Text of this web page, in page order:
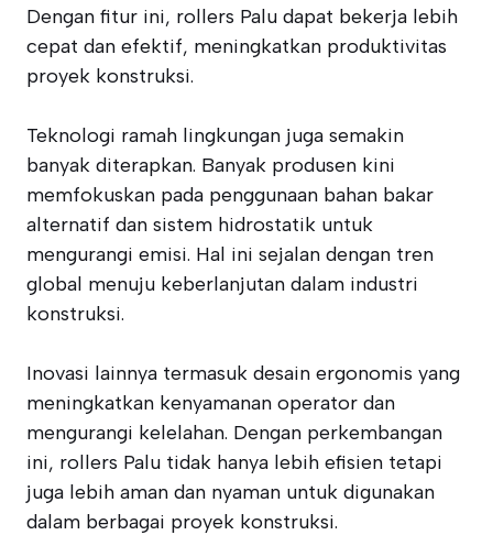
Dengan fitur ini, rollers Palu dapat bekerja lebih
cepat dan efektif, meningkatkan produktivitas
proyek konstruksi.
Teknologi ramah lingkungan juga semakin
banyak diterapkan. Banyak produsen kini
memfokuskan pada penggunaan bahan bakar
alternatif dan sistem hidrostatik untuk
mengurangi emisi. Hal ini sejalan dengan tren
global menuju keberlanjutan dalam industri
konstruksi.
Inovasi lainnya termasuk desain ergonomis yang
meningkatkan kenyamanan operator dan
mengurangi kelelahan. Dengan perkembangan
ini, rollers Palu tidak hanya lebih efisien tetapi
juga lebih aman dan nyaman untuk digunakan
dalam berbagai proyek konstruksi.